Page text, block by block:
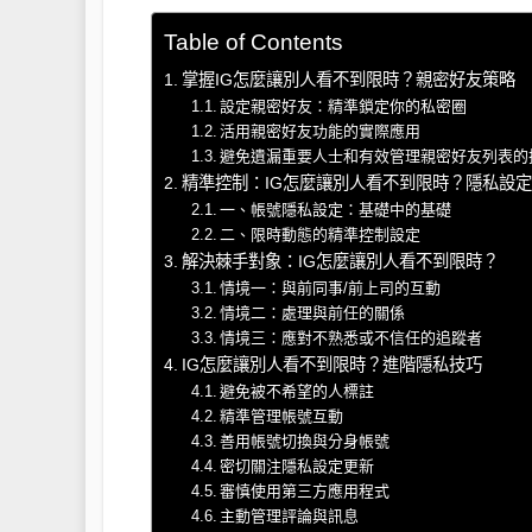
Table of Contents
掌握IG怎麼讓別人看不到限時？親密好友策略
設定親密好友：精準鎖定你的私密圈
活用親密好友功能的實際應用
避免遺漏重要人士和有效管理親密好友列表的
精準控制：IG怎麼讓別人看不到限時？隱私設
一、帳號隱私設定：基礎中的基礎
二、限時動態的精準控制設定
解決棘手對象：IG怎麼讓別人看不到限時？
情境一：與前同事/前上司的互動
情境二：處理與前任的關係
情境三：應對不熟悉或不信任的追蹤者
IG怎麼讓別人看不到限時？進階隱私技巧
避免被不希望的人標註
精準管理帳號互動
善用帳號切換與分身帳號
密切關注隱私設定更新
審慎使用第三方應用程式
主動管理評論與訊息